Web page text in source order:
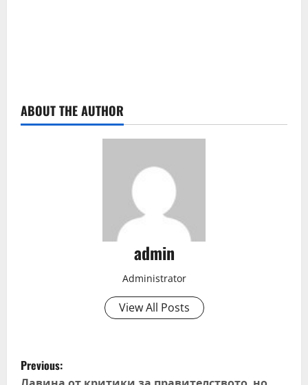
ABOUT THE AUTHOR
admin
Administrator
View All Posts
P
Previous: